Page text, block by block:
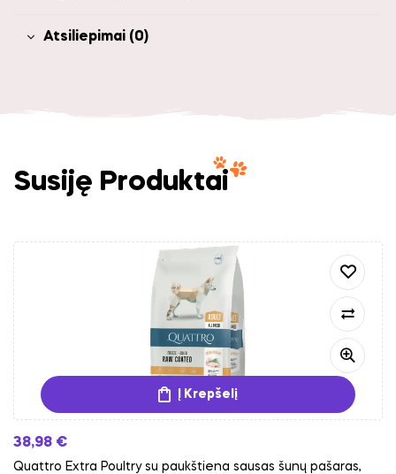
Atsiliepimai (0)
Susiję Produktai
Į Krepšelį
38,98 €
Quattro Extra Poultry su paukštiena sausas šunų pašaras,